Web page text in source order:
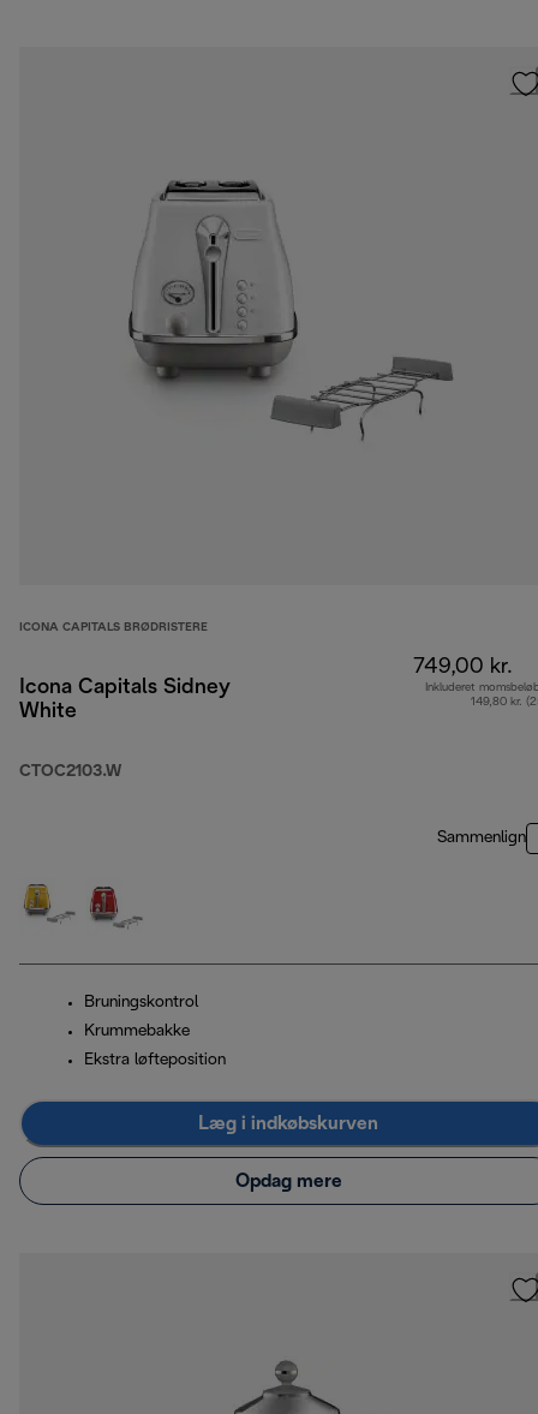
ICONA CAPITALS BRØDRISTERE
Icona Capitals Sidney
White
CTOC2103.W
749,00 kr.
Inkluderet
149,80 kr.
Sammenlign
Bruningskontrol
Krummebakke
Ekstra løfteposition
Læg i indkøbskurven
Opdag mere